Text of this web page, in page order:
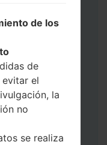
de los
de
evitar el
la
no
se realiza